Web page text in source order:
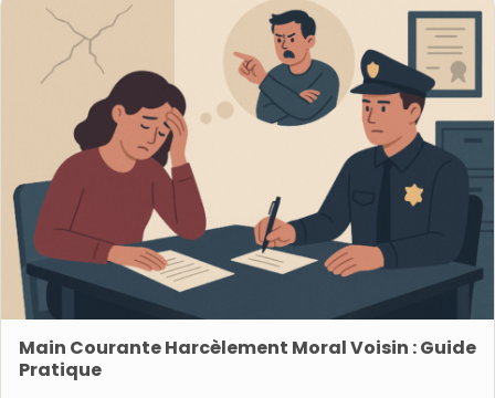
Main Courante Harcèlement Moral Voisin : Guide
Pratique